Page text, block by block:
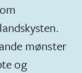
mønster
og